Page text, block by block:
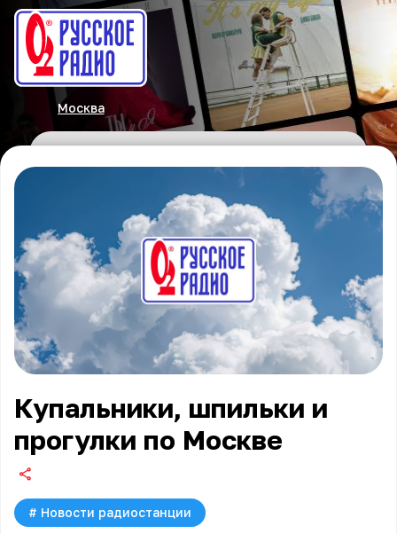
Москва
Купальники, шпильки и
прогулки по Москве
# Новости радиостанции